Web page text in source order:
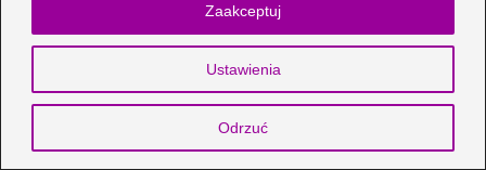
Ustawienia
Odrzuć
Zaakceptuj
Odzież
Przewodnik: 36 i 2 3 — jaki
to rozmiar i jak go dobrać?